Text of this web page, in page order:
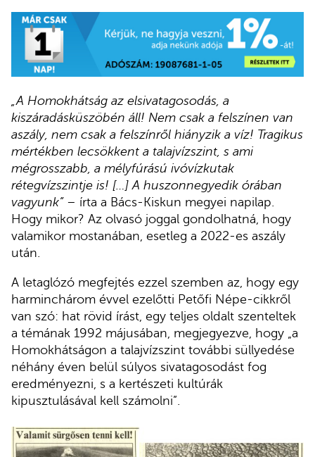
„A Homokhátság az elsivatagosodás, a
kiszáradásküszöbén áll! Nem csak a felszínen van
aszály, nem csak a felszínről hiányzik a víz! Tragikus
mértékben lecsökkent a talajvízszint, s ami
mégrosszabb, a mélyfúrású ivóvízkutak
rétegvízszintje is! […] A huszonnegyedik órában
vagyunk”– írta a Bács-Kiskun megyei napilap.
Hogy mikor? Az olvasó joggal gondolhatná, hogy
valamikor mostanában, esetleg a 2022-es aszály
után.
A letaglózó megfejtés ezzel szemben az, hogy egy
harminchárom évvel ezelőtti Petőfi Népe-cikkről
van szó: hat rövid írást, egy teljes oldalt szenteltek
a témának 1992 májusában, megjegyezve, hogy „a
Homokhátságon a talajvízszint további süllyedése
néhány éven belül súlyos sivatagosodást fog
eredményezni, s a kertészeti kultúrák
kipusztulásával kell számolni”.